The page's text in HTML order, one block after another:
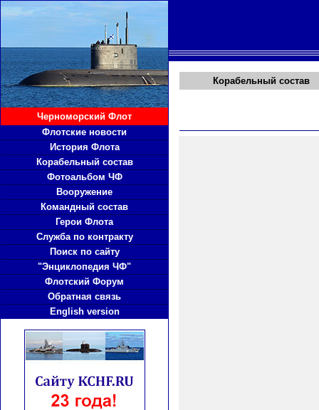
Черноморский Флот
Флотские новости
История Флота
Корабельный состав
Фотоальбом ЧФ
Вооружение
Командный состав
Герои Флота
Служба по контракту
Поиск по сайту
"Энциклопедия ЧФ"
Флотский Форум
Обратная связь
English version
Корабельный состав